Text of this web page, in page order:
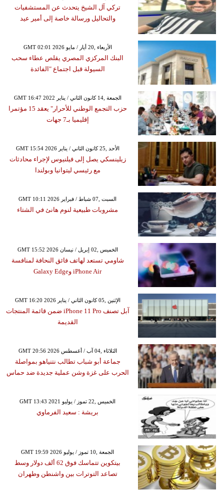
تركي آل الشيخ يتحدث عن المستشفيات
والتحاليل ورسالة خاصة إلى أمير عيد
GMT 02:01 2026 الأربعاء ,20 أيار / مايو
البنك المركزي المصري يقلص عطاء سحب
السيولة قبل اجتماع "الفائدة
GMT 16:47 2022 الجمعة ,14 كانون الثاني / يناير
حزب التجمع الوطني للأحرار" يعقد 15 مؤتمرا
إقليميا بـ7 جهات
GMT 15:54 2026 الأحد ,25 كانون الثاني / يناير
زيلينسكي يصل إلى فيلنيوس لإجراء محادثات
مع رئيسي ليتوانيا وبولندا
GMT 10:11 2026 السبت ,07 شباط / فبراير
مشروبات طبيعية لنوم هانئ في الشتاء
GMT 15:52 2026 الخميس ,02 إبريل / نيسان
شاومي تستعد لهاتف فائق النحافة لمنافسة
iPhone Air وGalaxy Edge
GMT 16:20 2026 الإثنين ,05 كانون الثاني / يناير
آبل تصنف iPhone 11 Pro ضمن قائمة المنتجات
القديمة
GMT 20:56 2026 الثلاثاء ,04 آب / أغسطس
جماعة أبو شباب تطالب نتنياهو بمواصلة
الحرب على غزة وشن عملية جديدة ضد حماس
GMT 13:43 2021 الخميس ,22 تموز / يوليو
بريشة : سعيد الفرماوي
GMT 19:59 2026 الجمعة ,10 تموز / يوليو
بيتكوين تتماسك فوق 62 ألف دولار وسط
تصاعد التوترات بين واشنطن وطهران